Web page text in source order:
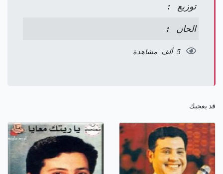
توزيع :
الحان :
5 ألف مشاهدة
قد يعجبك